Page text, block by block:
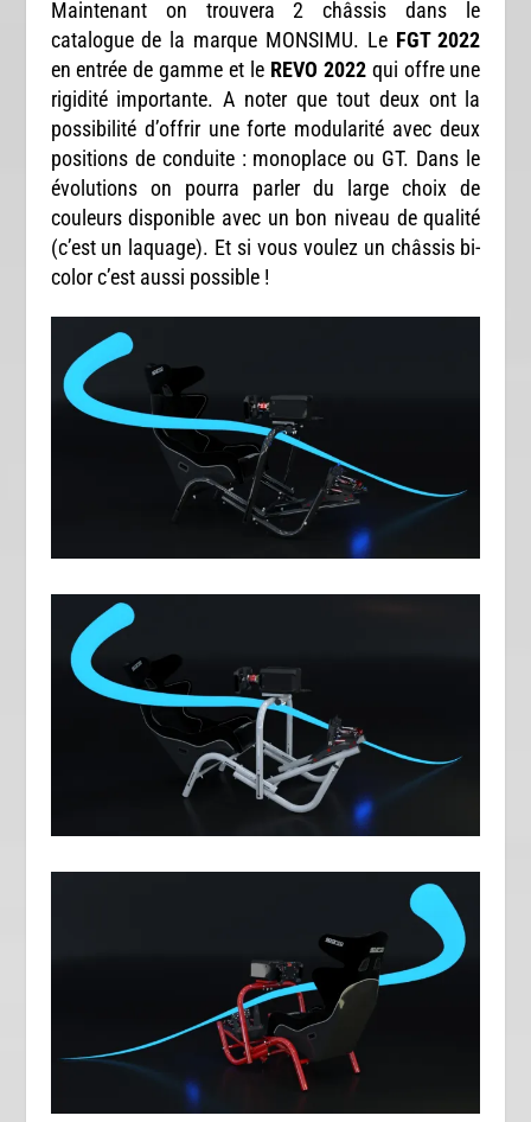
Maintenant on trouvera 2 châssis dans le
catalogue de la marque MONSIMU. Le FGT 2022
en entrée de gamme et le REVO 2022qui offre une
rigidité importante. A noter que tout deux ont la
possibilité d’offrir une forte modularité avec deux
positions de conduite : monoplace ou GT. Dans le
évolutions on pourra parler du large choix de
couleurs disponible avec un bon niveau de qualité
(c’est un laquage). Et si vous voulez un châssis bi-
color c’est aussi possible !